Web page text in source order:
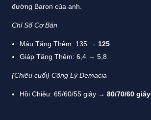
đường Baron của anh.
Chỉ Số Cơ Bản
Máu Tăng Thêm: 135 → 125
Giáp Tăng Thêm: 6,4 → 5,8
(Chiêu cuối) Công Lý Demacia
Hồi Chiêu: 65/60/55 giây → 80/70/60 giây